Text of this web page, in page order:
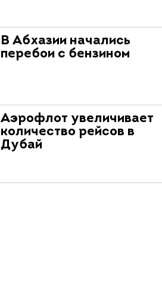
В Абхазии начались
перебои с бензином
Аэрофлот увеличивает
количество рейсов в
Дубай